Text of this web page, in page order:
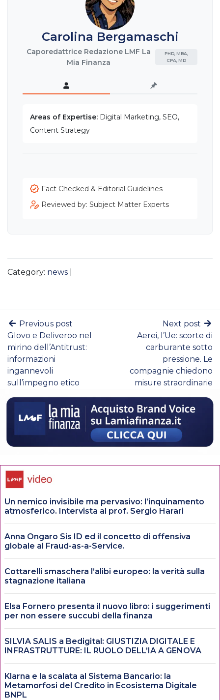
Carolina Bergamaschi
Caporedattrice Redazione LMF La
Mia Finanza
PHD, MBA,
CPA, MD
Areas of Expertise: Digital Marketing, SEO,
Content Strategy
Fact Checked & Editorial Guidelines
Reviewed by: Subject Matter Experts
Category: news
Previous post
Glovo e Deliveroo nel
mirino dell’Antitrust:
informazioni
ingannevoli
sull’impegno etico
Next post
Aerei, l’Ue: scorte di
carburante sotto
pressione. Le
compagnie chiedono
misure straordinarie
Un nemico invisibile ma pervasivo: l’inquinamento
atmosferico. Intervista al prof. Sergio Harari
Anna Ongaro Sis ID ed il concetto di offensiva
globale al Fraud-as-a-Service.
Cottarelli smaschera l’alibi europeo: la verità sulla
stagnazione italiana
Elsa Fornero presenta il nuovo libro: i suggerimenti
per non essere succubi della finanza
SILVIA SALIS a Bedigital: GIUSTIZIA DIGITALE E
INFRASTRUTTURE: IL RUOLO DELL’IA A GENOVA
Klarna e la scalata al Sistema Bancario: la
Metamorfosi del Credito in Ecosistema Digitale
BNPL